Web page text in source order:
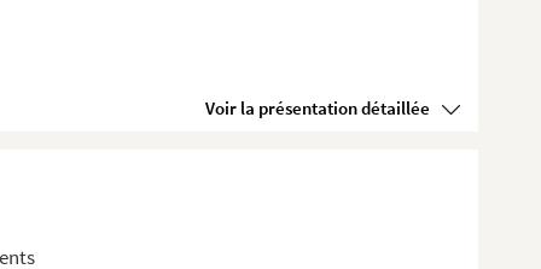
Voir la présentation détaillée